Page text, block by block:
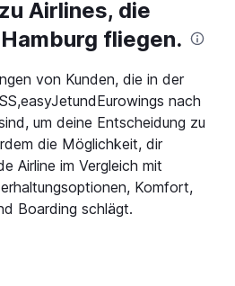
Airlines, die
fliegen.
von Kunden, die in der
nach
um deine Entscheidung zu
die Möglichkeit, dir
Airline im Vergleich mit
Komfort,
Boarding schlägt.